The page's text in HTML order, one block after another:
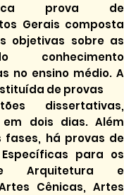
prova de
Gerais composta
objetivas sobre as
conhecimento
no ensino médio. A
de provas
dissertativas,
dois dias. Além
fases, há provas de
para os
Arquitetura e
Cênicas, Artes